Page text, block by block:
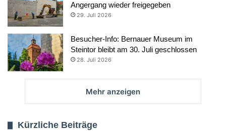
Angergang wieder freigegeben
29. Juli 2026
Besucher-Info: Bernauer Museum im
Steintor bleibt am 30. Juli geschlossen
28. Juli 2026
Mehr anzeigen
Kürzliche Beiträge